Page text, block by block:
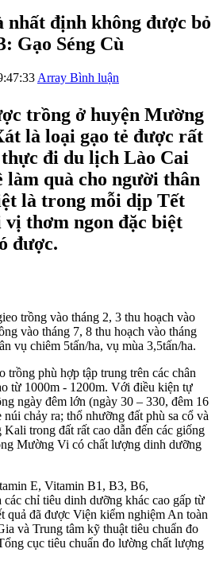
nhất định không được bỏ
Gạo Séng Cù
Array Bình luận
trồng ở huyện Mường
là loại gạo tẻ được rất
đi du lịch Lào Cai
làm quà cho người thân
là trong mỗi dịp Tết
vị thơm ngon đặc biệt
được.
trồng vào tháng 2, 3 thu hoạch vào
vào tháng 7, 8 thu hoạch vào tháng
vụ chiêm 5tấn/ha, vụ mùa 3,5tấn/ha.
trồng phù hợp tập trung trên các chân
từ 1000m - 1200m. Với điều kiện tự
ngày đêm lớn (ngày 30 – 330, đêm 16
chảy ra; thổ nhưỡng đất phù sa cổ và
trong đất rất cao dẫn đến các giống
Mường Vi có chất lượng dinh dưỡng
E, Vitamin B1, B3, B6,
các chỉ tiêu dinh dưỡng khác cao gấp từ
quả đã được Viện kiểm nghiệm An toàn
và Trung tâm kỹ thuật tiêu chuẩn đo
cục tiêu chuẩn đo lường chất lượng